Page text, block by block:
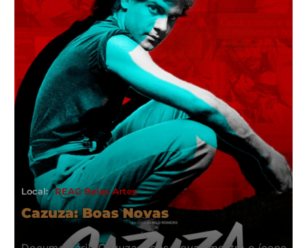
Local: REAG Belas Artes
Cazuza: Boas Novas